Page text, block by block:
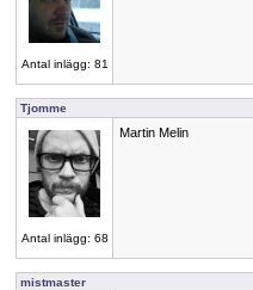
Antal inlägg: 81
Tjomme
Antal inlägg: 68
Martin Melin
mistmaster